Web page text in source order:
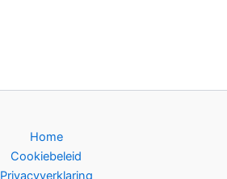
Home
Cookiebeleid
Privacyverklaring